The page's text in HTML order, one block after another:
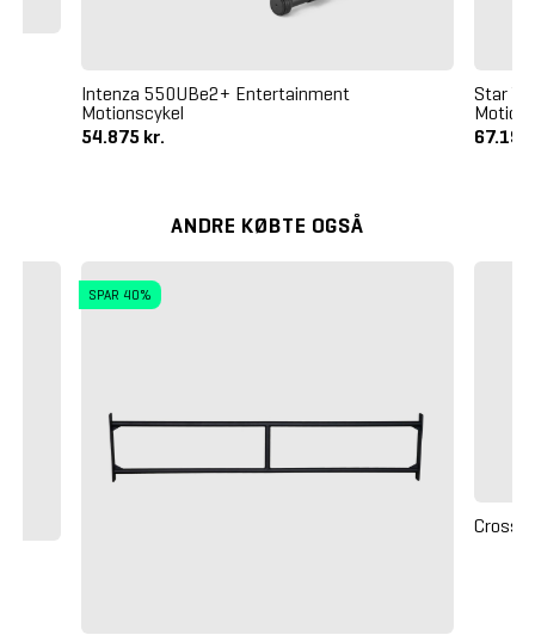
Intenza 550UBe2+ Entertainment
Motionscykel
54.875 kr.
Star
ANDRE KØBTE OGSÅ
SPAR 40%